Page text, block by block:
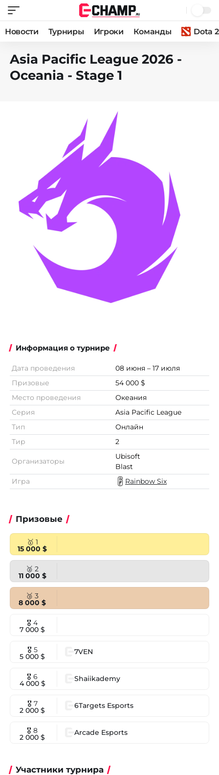
Новости Турниры Игроки Команды Dota 2
Asia Pacific League 2026 -
Oceania - Stage 1
Информация о турнире
Дата проведения
08 июня – 17 июля
Призовые
54 000 $
Место проведения
Океания
Серия
Asia Pacific League
Тип
Онлайн
Тир
2
Организаторы
Ubisoft
Blast
Игра
Rainbow Six
Призовые
🥇 1
15 000 $
🥈 2
11 000 $
🥉 3
8 000 $
🎖 4
7 000 $
🎖 5
5 000 $
7VEN
🎖 6
4 000 $
Shaiikademy
🎖 7
2 000 $
6Targets Esports
🎖 8
2 000 $
Arcade Esports
Участники турнира